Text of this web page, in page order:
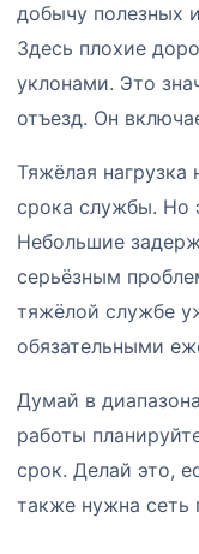
добычу полезных
Здесь плохие
уклонами. Это
отъезд. Он
Тяжёлая нагрузка
срока службы. Но
Небольшие
серьёзным
тяжёлой службе
обязательными
Думай в
работы
срок. Делай это,
также нужна сеть